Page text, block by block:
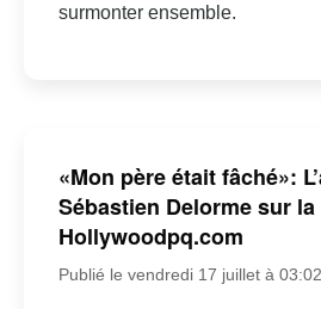
surmonter ensemble.
«Mon père était fâché»:
Sébastien Delorme sur
Hollywoodpq.com
Publié le vendredi 17 juillet à 03:02